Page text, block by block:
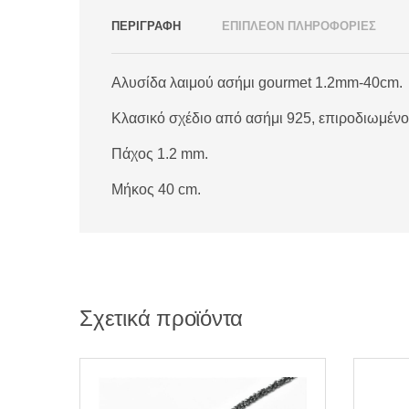
ΠΕΡΙΓΡΑΦΗ ΕΠΙΠΛΕΟΝ ΠΛΗΡΟΦΟΡΙΕΣ
Αλυσίδα λαιμού ασήμι gourmet 1.2mm-40cm.
Κλασικό σχέδιο από ασήμι 925,
Πάχος 1.2 mm.
Μήκος 40 cm.
Σχετικά προϊόντα